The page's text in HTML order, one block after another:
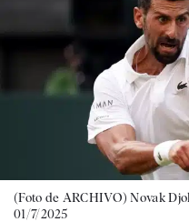
(Foto de ARCHIVO) Novak
01/7/2025